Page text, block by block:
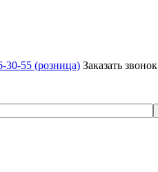
30-55 (розница) Заказать звонок